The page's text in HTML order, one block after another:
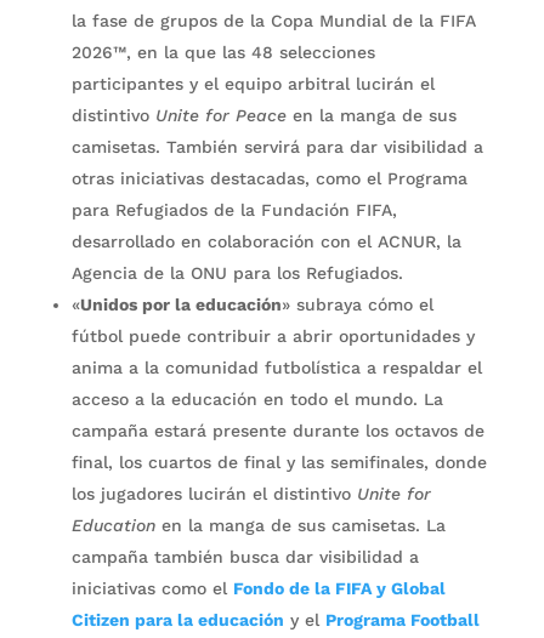
la fase de grupos de la Copa Mundial de la FIFA
2026™, en la que las 48 selecciones
participantes y el equipo arbitral lucirán el
distintivo Unite for Peaceen la manga de sus
camisetas. También servirá para dar visibilidad a
otras iniciativas destacadas, como el Programa
para Refugiados de la Fundación FIFA,
desarrollado en colaboración con el ACNUR, la
Agencia de la ONU para los Refugiados.
«Unidos por la educación» subraya cómo el
fútbol puede contribuir a abrir oportunidades y
anima a la comunidad futbolística a respaldar el
acceso a la educación en todo el mundo. La
campaña estará presente durante los octavos de
final, los cuartos de final y las semifinales, donde
los jugadores lucirán el distintivo Unite for
Education en la manga de sus camisetas. La
campaña también busca dar visibilidad a
iniciativas como el Fondo de la FIFA y Global
Citizen para la educación y el Programa Football